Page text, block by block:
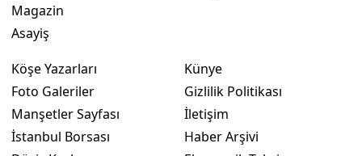
Magazin
Asayiş
Köşe Yazarları
Foto Galeriler
Manşetler Sayfası
İstanbul Borsası
Künye
Gizlilik Politikası
İletişim
Haber Arşivi